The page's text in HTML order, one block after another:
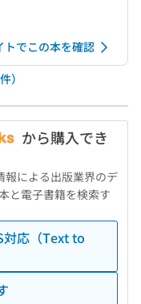
トでこの本を確認
）
から購入でき
報による出版業界のデ
と電子書籍を検索す
対応（Text to